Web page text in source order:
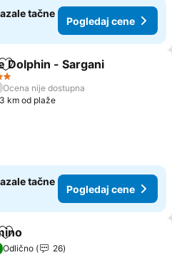
tačne
Pogledaj cene
Dodati u favorite
Dolphin - Sargani
Ocena nije dostupna
km od plaže
tačne
Pogledaj cene
Dodati u favorite
Odlično
26